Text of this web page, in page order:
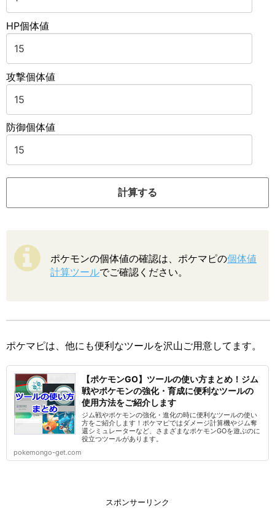
HP個体値
攻撃個体値
防御個体値
ポケモンの個体値の確認は、ポケマピの個体値
計算ツールでご確認ください。
ポケマピは、他にも便利なツールを沢山ご用意してます。
【ポケモンGO】ツールの使い方まとめ！ジム
戦やポケモンの強化・育成に便利なツールの
使用方法をご紹介します
ジム戦やポケモンの強化・進化の時に便利なツールの使い
方をご紹介します！ポケマピではダメージ計算機やジム奪
還シミュレーターなど、さまざまなポケモンGOを遊ぶのに
役立つツールがあります。
pokemongo-get.com
スポンサーリンク